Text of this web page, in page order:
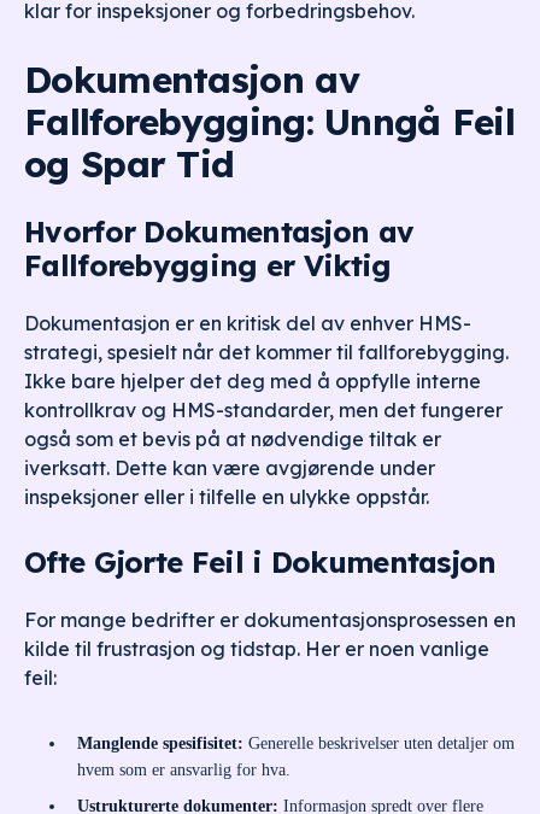
klar for inspeksjoner og forbedringsbehov.
Dokumentasjon av
Fallforebygging: Unngå Feil
og Spar Tid
Hvorfor Dokumentasjon av
Fallforebygging er Viktig
Dokumentasjon er en kritisk del av enhver HMS-
strategi, spesielt når det kommer til fallforebygging.
Ikke bare hjelper det deg med å oppfylle interne
kontrollkrav og HMS-standarder, men det fungerer
også som et bevis på at nødvendige tiltak er
iverksatt. Dette kan være avgjørende under
inspeksjoner eller i tilfelle en ulykke oppstår.
Ofte Gjorte Feil i Dokumentasjon
For mange bedrifter er dokumentasjonsprosessen en
kilde til frustrasjon og tidstap. Her er noen vanlige
feil:
Manglende spesifisitet: Generelle beskrivelser uten detaljer om
hvem som er ansvarlig for hva.
Ustrukturerte dokumenter: Informasjon spredt over flere